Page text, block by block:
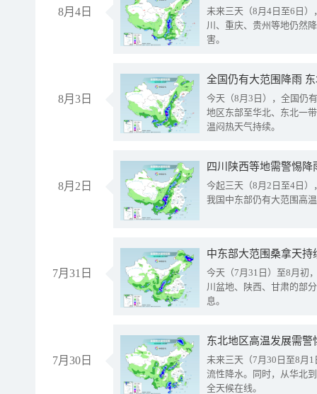
8月4日
未来三天（8月4日至6日
川、重庆、贵州等地仍然
害。
8月3日
全国仍有大范围降雨
今天（8月3日），全国仍
地区东部至华北、东北一
温闷热天气持续。
8月2日
今起三天（8月2日至4日
我国中东部仍有大范围高
7月31日
中东部大范围桑拿天
今天（7月31日）至8月初
川盆地、陕西、甘肃的部
息。
7月30日
东北地区高温发展需
未来三天（7月30日至8月
流性降水。同时，从华北
全天候在线。